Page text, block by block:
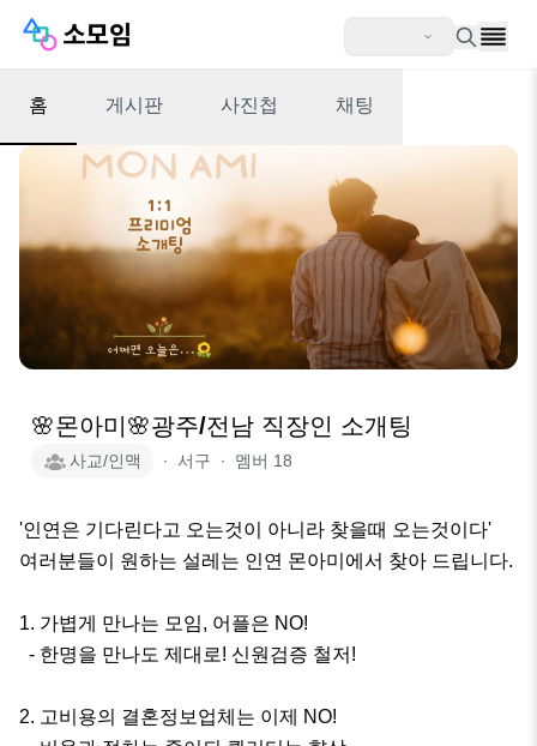
홈 게시판 사진첩 채팅
🌸몬아미🌸광주/전남 직장인 소개팅
사교/인맥 ∙ 서구 ∙ 멤버 18
'인연은 기다린다고 오는것이 아니라 찾을때 오는것이다'
여러분들이 원하는 설레는 인연 몬아미에서 찾아 드립니다.
1. 가볍게 만나는 모임, 어플은 NO!
2. 고비용의 결혼정보업체는 이제 NO!